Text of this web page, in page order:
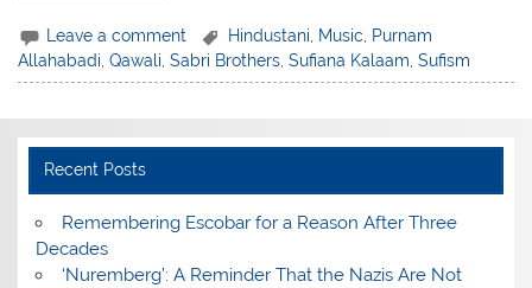
Leave a comment Hindustani Music
Purnam
Allahabadi,Qawali,Sabri Brothers,Sufiana Kalaam,Sufism
Recent Posts
​Remembering Escobar for a Reason After Three
Decades
‘Nuremberg’: A Reminder That the Nazis Are Not